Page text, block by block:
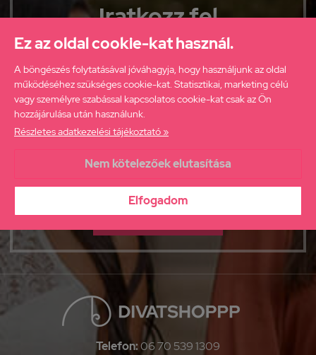
Ez az oldal cookie-kat használ.
A böngészés folytatásával jóváhagyja, hogy használjunk az oldal
működéséhez szükséges cookie-kat. Statisztikai, marketing célú
vagy személyre szabással kapcsolatos cookie-kat csak az Ön
hozzájárulása után használunk.
Részletes adatkezelési tájékoztató »
Nem kötelezőek elutasítása
Elfogadom
Iratkozz fel
hírlevelünkre
ha elsőként szeretnél értesülni
újdonságainkról, akcióinkról!
hogy a webáruház értesítsen engem az aktuális ajánlatairól.
FELIRATKOZÁS 
Telefon:06 70 539 1309